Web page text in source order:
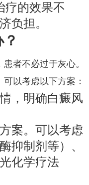
疗的效果不
负担。
者不必过于灰心。
以考虑以下方案：
，明确白癜风
案。可以考虑
抑制剂等）、
化学疗法